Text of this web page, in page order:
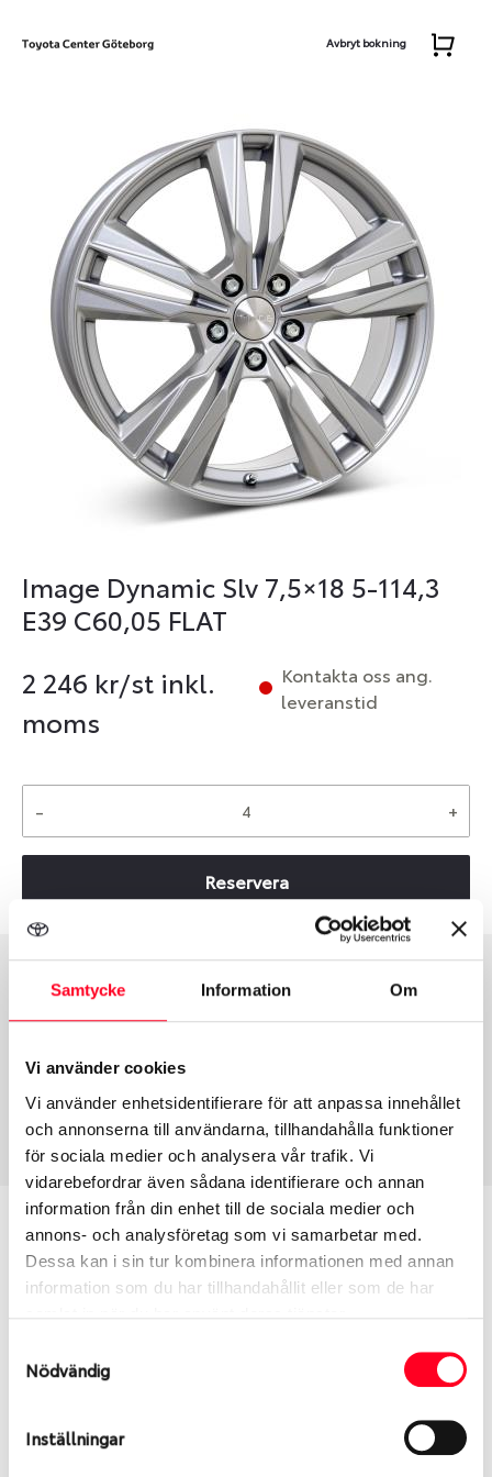
Samtycke Information Om
Vi använder cookies
Vi använder enhetsidentifierare för att anpassa innehållet
och annonserna till användarna, tillhandahålla funktioner
för sociala medier och analysera vår trafik. Vi
vidarebefordrar även sådana identifierare och annan
information från din enhet till de sociala medier och
annons- och analysföretag som vi samarbetar med.
Dessa kan i sin tur kombinera informationen med annan
information som du har tillhandahållit eller som de har
Nödvändig
Inställningar
Avbryt bokning
Image Dynamic Slv 7,5×18 5-114,3
E39 C60,05 FLAT
2 246 kr/st inkl.
moms
Kontakta oss ang.
leveranstid
- +
Reservera
Group
Fälg PV/C LM
Tum
18
39
Centre Diameter
114.3
Art nummer
6495
Passar denna fälg min bil?
Ange registreringsnummer för att se om den fälg
Ibland kan fälgen ha bytts ut under årens lopp och
inte vara samma dimension som bilen hade ut från